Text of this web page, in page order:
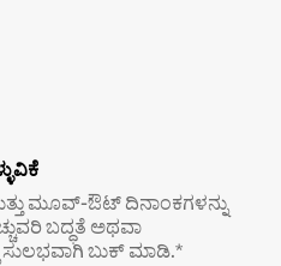
ಮೂವ್-ಔಟ್ ದಿನಾಂಕಗಳನ್ನು
ಬದ್ಧತೆ ಅಥವಾ
ಸುಲಭವಾಗಿ ಬುಕ್ ಮಾಡಿ.*